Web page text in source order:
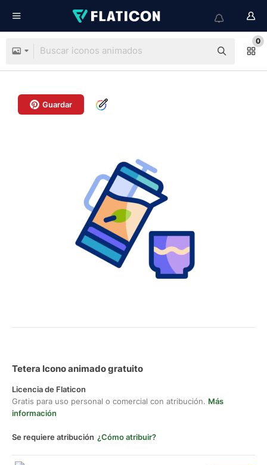
0
Guardar
Tetera Icono animado gratuito
Licencia de Flaticon
Gratis para uso personal o comercial con atribución. Más
información
Se requiere atribución ¿Cómo atribuir?